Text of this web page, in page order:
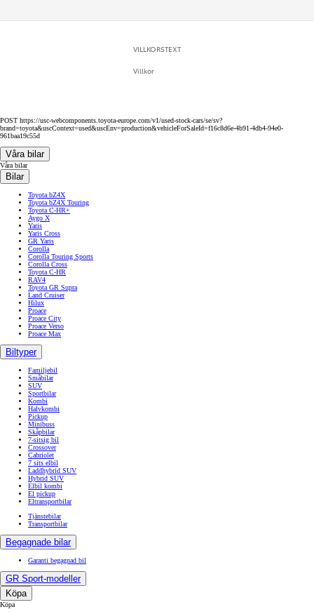
VILLKORSTEXT
Villkor
POST https://usc-webcomponents.toyota-europe.com/v1/used-stock-cars/se/sv?
brand=toyota&uscContext=used&uscEnv=production&vehicleForSaleId=f16c8d6e-4b91-4db4-94e0-
961baa19c55d
Våra bilar
Våra bilar
Bilar
Toyota bZ4X
Toyota bZ4X Touring
Toyota C-HR+
Aygo X
Yaris
Yaris Cross
GR Yaris
Corolla
Corolla Touring Sports
Corolla Cross
Toyota C-HR
RAV4
Toyota GR Supra
Land Cruiser
Hilux
Proace
Proace City
Proace Verso
Proace Max
Biltyper
Familjebil
Småbilar
SUV
Sportbilar
Kombi
Halvkombi
Pickup
Minibuss
Skåpbilar
7-sitsig bil
Crossover
Cabriolet
7 sits elbil
Laddhybrid SUV
Hybrid SUV
Elbil kombi
El pickup
Eltransportbilar
Tjänstebilar
Transportbilar
Begagnade bilar
Garanti begagnad bil
GR Sport-modeller
Köpa
Köpa